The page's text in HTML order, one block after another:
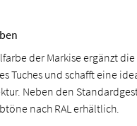
der Markise ergänzt
Tuches und schafft eine
Neben den
nach RAL erhältlich.